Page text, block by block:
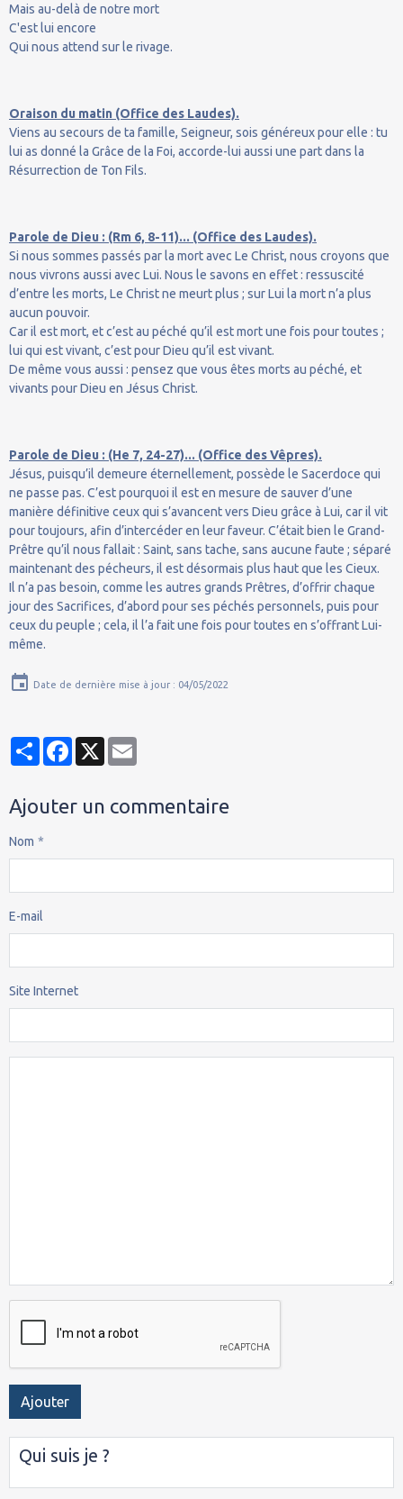
Mais au-delà de notre mort
C'est lui encore
Qui nous attend sur le rivage.
Oraison du matin (Office des Laudes).
Viens au secours de ta famille, Seigneur, sois généreux pour elle : tu
lui as donné la Grâce de la Foi, accorde-lui aussi une part dans la
Résurrection de Ton Fils.
Parole de Dieu : (Rm 6, 8-11)... (Office des Laudes).
Si nous sommes passés par la mort avec Le Christ, nous croyons que
nous vivrons aussi avec Lui. Nous le savons en effet : ressuscité
d’entre les morts, Le Christ ne meurt plus ; sur Lui la mort n’a plus
aucun pouvoir.
Car il est mort, et c’est au péché qu’il est mort une fois pour toutes ;
lui qui est vivant, c’est pour Dieu qu’il est vivant.
De même vous aussi : pensez que vous êtes morts au péché, et
vivants pour Dieu en Jésus Christ.
Parole de Dieu : (He 7, 24-27)... (Office des Vêpres).
Jésus, puisqu’il demeure éternellement, possède le Sacerdoce qui
ne passe pas. C’est pourquoi il est en mesure de sauver d’une
manière définitive ceux qui s’avancent vers Dieu grâce à Lui, car il vit
pour toujours, afin d’intercéder en leur faveur. C’était bien le Grand-
Prêtre qu’il nous fallait : Saint, sans tache, sans aucune faute ; séparé
maintenant des pécheurs, il est désormais plus haut que les Cieux.
Il n’a pas besoin, comme les autres grands Prêtres, d’offrir chaque
jour des Sacrifices, d’abord pour ses péchés personnels, puis pour
ceux du peuple ; cela, il l’a fait une fois pour toutes en s’offrant Lui-
même.
Date de dernière mise à jour : 04/05/2022
PartagerFacebook
X
Ajouter un commentaire
Nom
E-mail
Site Internet
Ajouter
Qui suis je ?